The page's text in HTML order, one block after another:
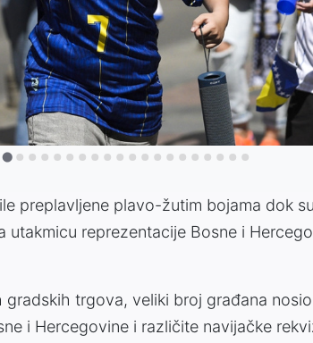
preplavljene plavo-žutim bojama dok
utakmicu reprezentacije Bosne i
gradskih trgova, veliki broj građana
i Hercegovine i različite navijačke